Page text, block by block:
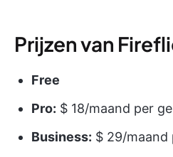
Prijzen van
Free
Pro: $ 18/maand per
Business: $ 29/maand